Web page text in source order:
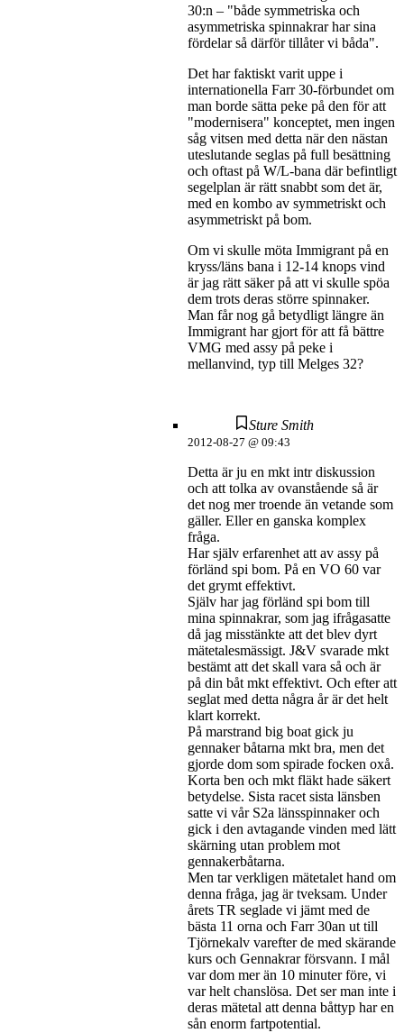
30:n – "både symmetriska och
asymmetriska spinnakrar har sina
fördelar så därför tillåter vi båda".
Det har faktiskt varit uppe i
internationella Farr 30-förbundet om
man borde sätta peke på den för att
"modernisera" konceptet, men ingen
såg vitsen med detta när den nästan
uteslutande seglas på full besättning
och oftast på W/L-bana där befintligt
segelplan är rätt snabbt som det är,
med en kombo av symmetriskt och
asymmetriskt på bom.
Om vi skulle möta Immigrant på en
kryss/läns bana i 12-14 knops vind
är jag rätt säker på att vi skulle spöa
dem trots deras större spinnaker.
Man får nog gå betydligt längre än
Immigrant har gjort för att få bättre
VMG med assy på peke i
mellanvind, typ till Melges 32?
Sture Smith
2012-08-27 @ 09:43
Detta är ju en mkt intr diskussion
och att tolka av ovanstående så är
det nog mer troende än vetande som
gäller. Eller en ganska komplex
fråga.
Har själv erfarenhet att av assy på
förländ spi bom. På en VO 60 var
det grymt effektivt.
Själv har jag förländ spi bom till
mina spinnakrar, som jag ifrågasatte
då jag misstänkte att det blev dyrt
mätetalesmässigt. J&V svarade mkt
bestämt att det skall vara så och är
på din båt mkt effektivt. Och efter att
seglat med detta några år är det helt
klart korrekt.
På marstrand big boat gick ju
gennaker båtarna mkt bra, men det
gjorde dom som spirade focken oxå.
Korta ben och mkt fläkt hade säkert
betydelse. Sista racet sista länsben
satte vi vår S2a länsspinnaker och
gick i den avtagande vinden med lätt
skärning utan problem mot
gennakerbåtarna.
Men tar verkligen mätetalet hand om
denna fråga, jag är tveksam. Under
årets TR seglade vi jämt med de
bästa 11 orna och Farr 30an ut till
Tjörnekalv varefter de med skärande
kurs och Gennakrar försvann. I mål
var dom mer än 10 minuter före, vi
var helt chanslösa. Det ser man inte i
deras mätetal att denna båttyp har en
sån enorm fartpotential.